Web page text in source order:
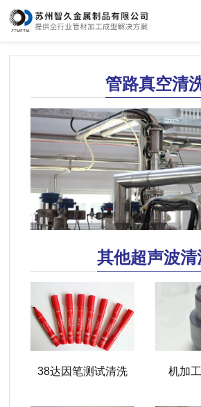
管路真空清
其他超声波清
38达因笔测试清洗 机加